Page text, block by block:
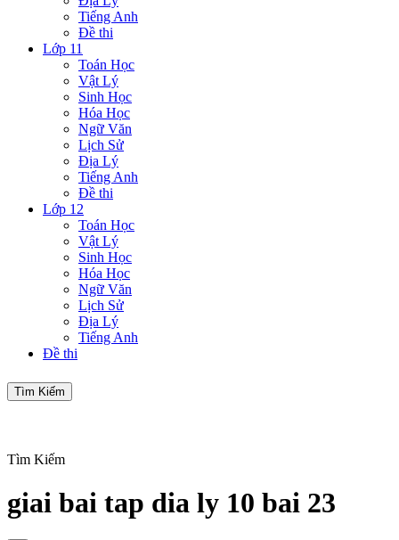
Tiếng Anh
Đề thi
Lớp 11
Toán Học
Vật Lý
Sinh Học
Hóa Học
Ngữ Văn
Lịch Sử
Địa Lý
Tiếng Anh
Đề thi
Lớp 12
Toán Học
Vật Lý
Sinh Học
Hóa Học
Ngữ Văn
Lịch Sử
Địa Lý
Tiếng Anh
Đề thi
Tìm Kiếm
Tìm Kiếm
giai bai tap dia ly 10 bai 23